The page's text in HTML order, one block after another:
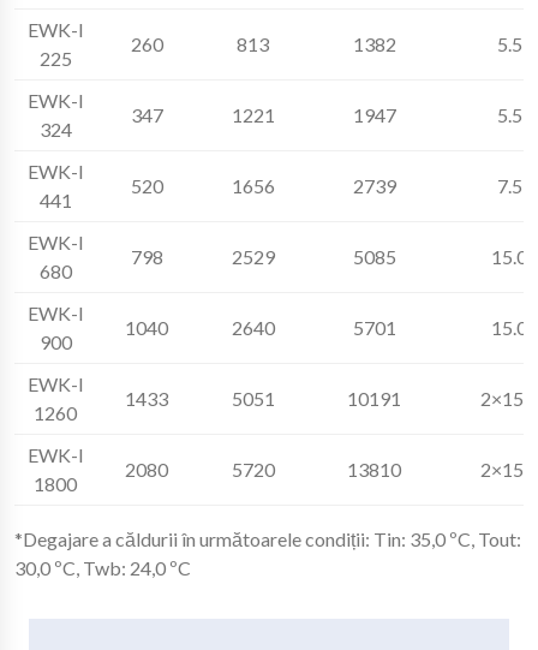
EWK-I
225
260 813 1382 5.5
EWK-I
324
347 1221 1947 5.5
EWK-I
441
520 1656 2739 7.5
EWK-I
680
798 2529 5085 15.0
EWK-I
900
1040 2640 5701 15.0
EWK-I
1260
1433 5051 10191 2×15.0
EWK-I
1800
2080 5720 13810 2×15.0
*Degajare a căldurii în următoarele condiții: Tin: 35,0 ºC, Tout:
30,0 ºC, Twb: 24,0 ºC